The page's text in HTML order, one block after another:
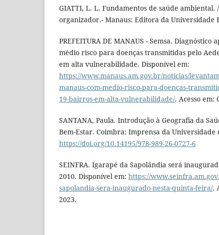
GIATTI, L. L. Fundamentos de saúde
organizador.- Manaus: Editora da Universidade
PREFEITURA DE MANAUS - Semsa. Diagnóstico
médio risco para doenças transmitidas pelo
em alta vulnerabilidade. Disponível em:
https://www.manaus.am.gov.br/noticias/
manaus-com-medio-risco-para-doencas-
19-bairros-em-alta-vulnerabilidade/. Acesso em:
SANTANA, Paula. Introdução à Geografia da
Bem-Estar. Coimbra: Imprensa da Universidade
https://doi.org/10.14195/978-989-26-0727-6
SEINFRA. Igarapé da Sapolândia será
2010. Disponível em: https://
sapolandia-sera-inaugurado-nesta-quinta-feira/.
2023.